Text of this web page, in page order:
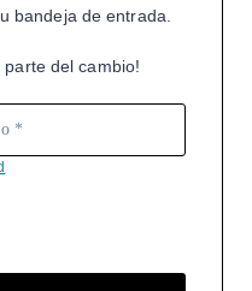
bandeja de entrada.
parte del cambio!